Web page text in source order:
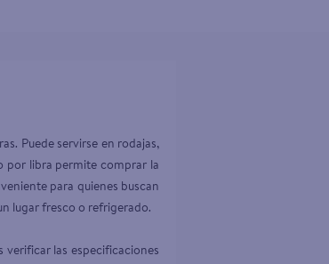
Puede servirse en rodajas,
por libra permite comprar la
para quienes buscan
lugar fresco o refrigerado.
las especificaciones